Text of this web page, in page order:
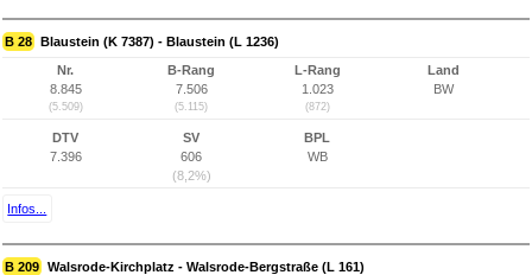
B 28 Blaustein (K 7387) - Blaustein (L 1236)
Nr.
8.845
(5.509)
B-Rang
7.506
(5.115)
L-Rang
1.023
(872)
Land
BW
DTV
7.396
SV
606
(8,2%)
BPL
WB
Infos...
B 209 Walsrode-Kirchplatz - Walsrode-Bergstraße (L 161)